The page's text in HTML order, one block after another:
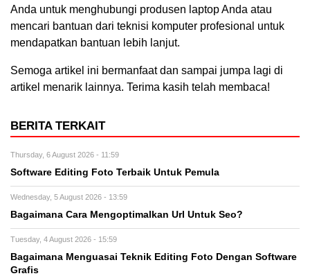
Anda untuk menghubungi produsen laptop Anda atau
mencari bantuan dari teknisi komputer profesional untuk
mendapatkan bantuan lebih lanjut.
Semoga artikel ini bermanfaat dan sampai jumpa lagi di
artikel menarik lainnya. Terima kasih telah membaca!
BERITA TERKAIT
Thursday, 6 August 2026 - 11:59
Software Editing Foto Terbaik Untuk Pemula
Wednesday, 5 August 2026 - 13:59
Bagaimana Cara Mengoptimalkan Url Untuk Seo?
Tuesday, 4 August 2026 - 15:59
Bagaimana Menguasai Teknik Editing Foto Dengan Software
Grafis